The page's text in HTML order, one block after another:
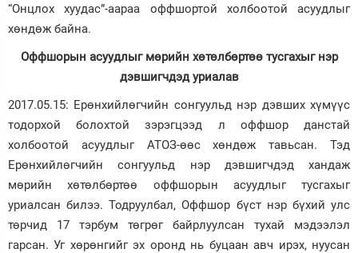
“Онцлох хуудас”-аараа оффшортой холбоотой асуудлыг
хөндөж байна.
Оффшорын асуудлыг мөрийн хөтөлбөртөө тусгахыг нэр
дэвшигчдэд уриалав
2017.05.15: Ерөнхийлөгчийн сонгуульд нэр дэвших хүмүүс
тодорхой болохтой зэрэгцээд л оффшор данстай
холбоотой асуудлыг АТОЗ-өөс хөндөж тавьсан. Тэд
Ерөнхийлөгчийн сонгуульд нэр дэвшигчдэд хандаж
мөрийн хөтөлбөртөө оффшорын асуудлыг тусгахыг
уриалсан билээ. Тодруулбал, Оффшор бүст нэр бүхий улс
төрчид 17 тэрбум төгрөг байрлуулсан тухай мэдээлэл
гарсан. Уг хөрөнгийг эх оронд нь буцаан авч ирэх, нуусан